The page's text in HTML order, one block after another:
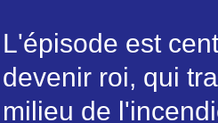
L'épisode est
devenir roi, qui
milieu de